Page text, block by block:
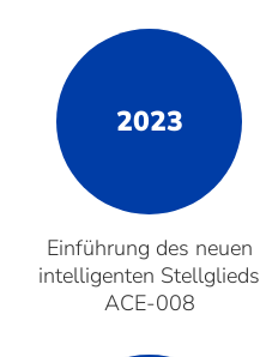
2023
Einführung des neuen
intelligenten Stellglieds
ACE-008